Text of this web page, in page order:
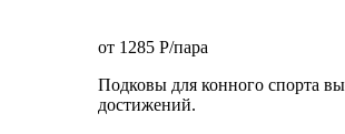
от 1285 P/пара
Подковы для конного спорта
достижений.